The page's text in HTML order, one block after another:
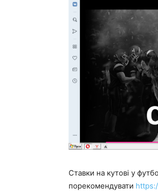
Ставки на кутові у
порекомендувати